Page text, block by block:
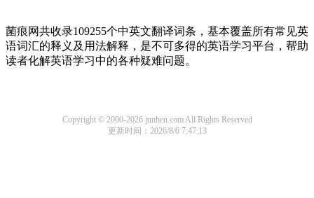
菌痕网共收录109255个中英文翻译词条，基本覆盖所有常见英
语词汇的释义及用法解释，是不可多得的英语学习平台，帮助
读者化解英语学习中的各种疑难问题。
Copyright © 2000-2026 junhen.com All Rights Reserved
更新时间：2026/8/6 7:47:13